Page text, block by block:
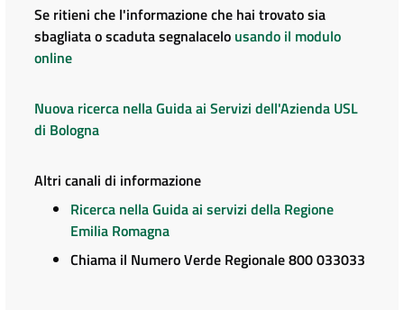
Se ritieni che l'informazione che hai trovato sia
sbagliata o scaduta segnalacelo usando il modulo
online
Nuova ricerca nella Guida ai Servizi dell'Azienda USL
di Bologna
Altri canali di informazione
Ricerca nella Guida ai servizi della Regione
Emilia Romagna
Chiama il Numero Verde Regionale 800 033033